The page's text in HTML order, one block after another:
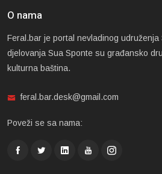
O nama
Feral.bar je portal nevladinog
djelovanja Sua Sponte su građansko
kulturna baština.
feral.bar.desk@gmail.com
Poveži se sa nama: